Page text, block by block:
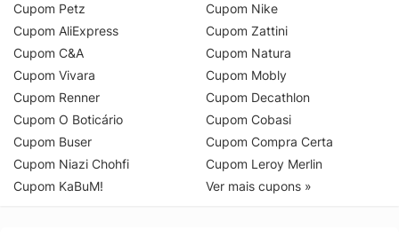
Cupom Petz
Cupom AliExpress
Cupom C&A
Cupom Vivara
Cupom Renner
Cupom O Boticário
Cupom Buser
Cupom Niazi Chohfi
Cupom KaBuM!
Cupom Nike
Cupom Zattini
Cupom Natura
Cupom Mobly
Cupom Decathlon
Cupom Cobasi
Cupom Compra Certa
Cupom Leroy Merlin
Ver mais cupons »